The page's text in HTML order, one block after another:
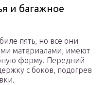
и багажное
пять, но все они
материалами, имеют
форму. Передний
с боков, подогрев